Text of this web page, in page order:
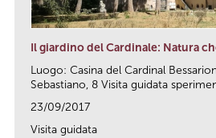
Il giardino del Cardinale: Natura
Luogo: Casina del Cardinal
Sebastiano, 8 Visita guidata
23/09/2017
Visita guidata